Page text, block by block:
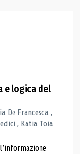
e logica del
De Francesca ,
, Katia Toia